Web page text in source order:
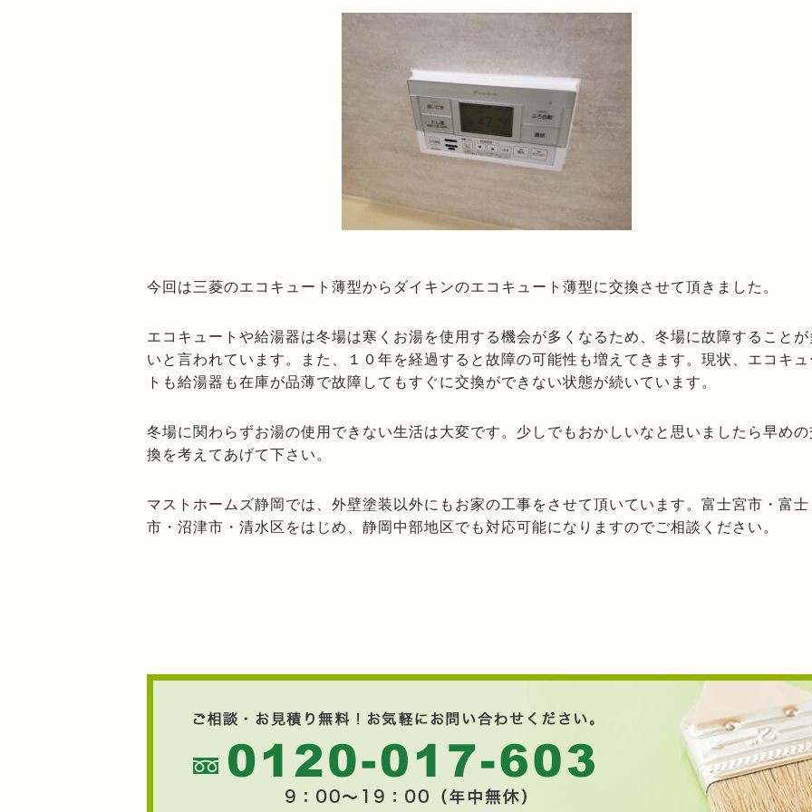
今回は三菱のエコキュート薄型からダイキンのエコキュート薄型に交換させて頂きました。
エコキュートや給湯器は冬場は寒くお湯を使用する機会が多くなるため、冬場に故障すること
いと言われています。また、１０年を経過すると故障の可能性も増えてきます。現状、エコキ
トも給湯器も在庫が品薄で故障してもすぐに交換ができない状態が続いています。
冬場に関わらずお湯の使用できない生活は大変です。少しでもおかしいなと思いましたら早め
換を考えてあげて下さい。
マストホームズ静岡では、外壁塗装以外にもお家の工事をさせて頂いています。富士宮市・富士
市・沼津市・清水区をはじめ、静岡中部地区でも対応可能になりますのでご相談ください。